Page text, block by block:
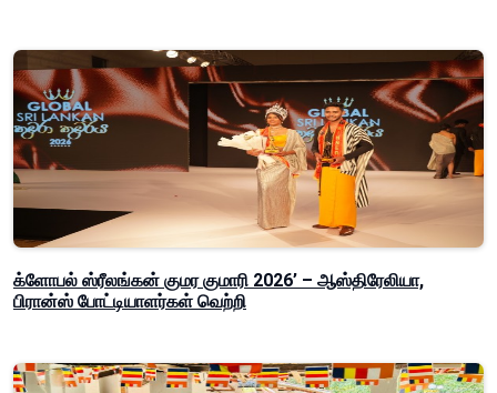
க்ளோபல் ஸ்ரீலங்கன் குமர குமாரி 2026’ – ஆஸ்திரேலியா,
பிரான்ஸ் போட்டியாளர்கள் வெற்றி